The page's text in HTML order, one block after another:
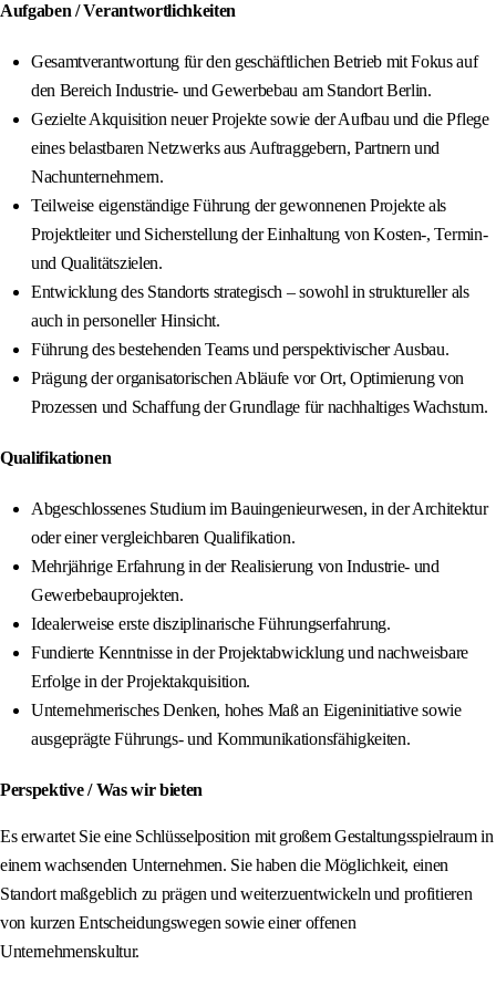
Aufgaben / Verantwortlichkeiten
Gesamtverantwortung für den geschäftlichen Betrieb mit Fokus auf
den Bereich Industrie- und Gewerbebau am Standort Berlin.
Gezielte Akquisition neuer Projekte sowie der Aufbau und die Pflege
eines belastbaren Netzwerks aus Auftraggebern, Partnern und
Nachunternehmern.
Teilweise eigenständige Führung der gewonnenen Projekte als
Projektleiter und Sicherstellung der Einhaltung von Kosten-, Termin-
und Qualitätszielen.
Entwicklung des Standorts strategisch – sowohl in struktureller als
auch in personeller Hinsicht.
Führung des bestehenden Teams und perspektivischer Ausbau.
Prägung der organisatorischen Abläufe vor Ort, Optimierung von
Prozessen und Schaffung der Grundlage für nachhaltiges Wachstum.
Qualifikationen
Abgeschlossenes Studium im Bauingenieurwesen, in der Architektur
oder einer vergleichbaren Qualifikation.
Mehrjährige Erfahrung in der Realisierung von Industrie- und
Gewerbebauprojekten.
Idealerweise erste disziplinarische Führungserfahrung.
Fundierte Kenntnisse in der Projektabwicklung und nachweisbare
Erfolge in der Projektakquisition.
Unternehmerisches Denken, hohes Maß an Eigeninitiative sowie
ausgeprägte Führungs- und Kommunikationsfähigkeiten.
Perspektive / Was wir bieten
Es erwartet Sie eine Schlüsselposition mit großem Gestaltungsspielraum in
einem wachsenden Unternehmen. Sie haben die Möglichkeit, einen
Standort maßgeblich zu prägen und weiterzuentwickeln und profitieren
von kurzen Entscheidungswegen sowie einer offenen
Unternehmenskultur.